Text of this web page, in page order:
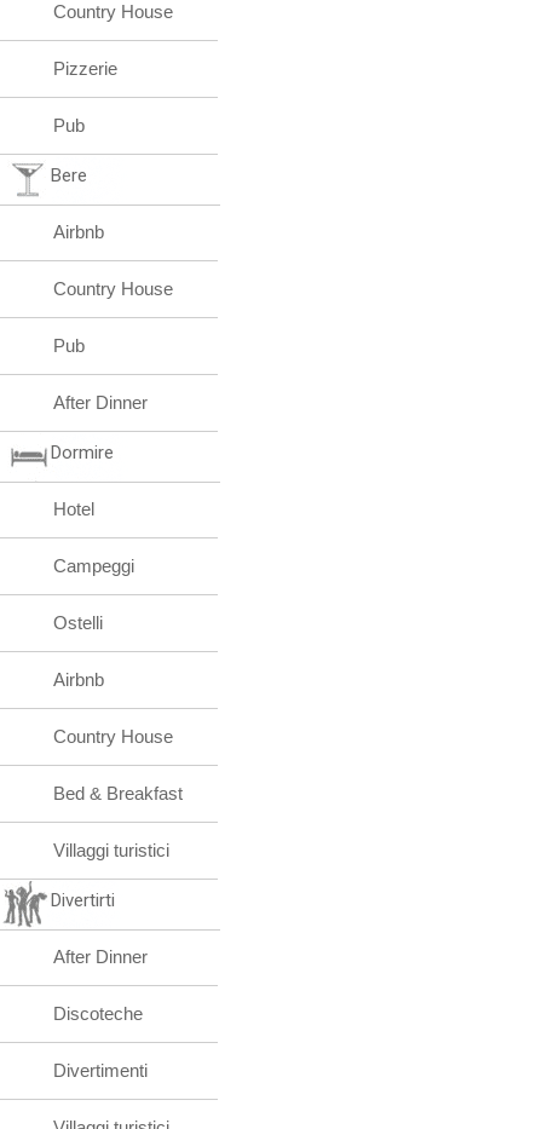
Country House
Pizzerie
Pub
Bere
Airbnb
Country House
Pub
After Dinner
Dormire
Hotel
Campeggi
Ostelli
Airbnb
Country House
Bed & Breakfast
Villaggi turistici
Divertirti
After Dinner
Discoteche
Divertimenti